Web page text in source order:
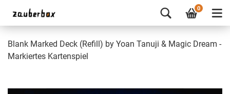
0
Blank Marked Deck (Refill) by Yoan Tanuji & Magic Dream -
Markiertes Kartenspiel